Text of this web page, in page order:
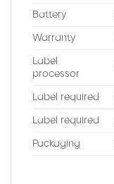
Battery
Warranty
Label
processor
Label required
Label required
Packaging